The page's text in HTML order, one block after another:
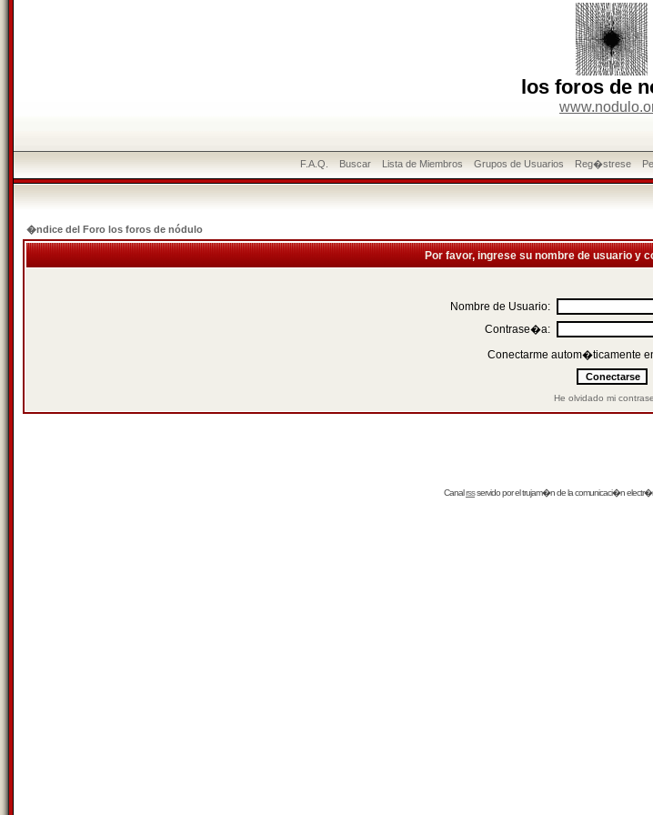
los foros de
F.A.Q. Buscar Lista de Miembros Grupos de Usuarios Reg�strese
�ndice del Foro los foros de nódulo
Por favor, ingrese su nombre de usuario y
Nombre de Usuario:
Contrase�a:
Conectarme autom�ticamente
He olvidado mi
Canalrssservido por eltrujam�nde la comunicaci�n